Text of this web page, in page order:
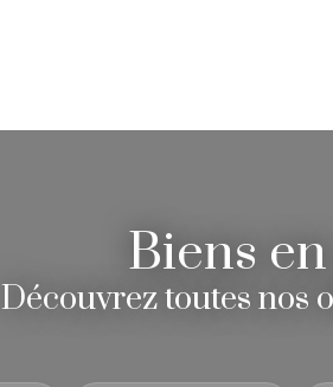
Nos biens à La Baule
Biens
Découvrez toutes nos